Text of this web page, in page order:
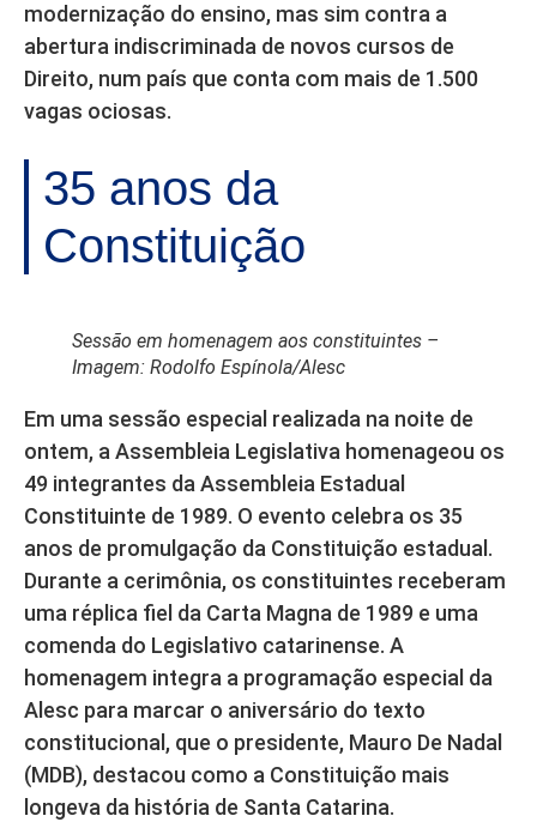
modernização do ensino, mas sim contra a
abertura indiscriminada de novos cursos de
Direito, num país que conta com mais de 1.500
vagas ociosas.
35 anos da
Constituição
Sessão em homenagem aos constituintes –
Imagem: Rodolfo Espínola/Alesc
Em uma sessão especial realizada na noite de
ontem, a Assembleia Legislativa homenageou os
49 integrantes da Assembleia Estadual
Constituinte de 1989. O evento celebra os 35
anos de promulgação da Constituição estadual.
Durante a cerimônia, os constituintes receberam
uma réplica fiel da Carta Magna de 1989 e uma
comenda do Legislativo catarinense. A
homenagem integra a programação especial da
Alesc para marcar o aniversário do texto
constitucional, que o presidente, Mauro De Nadal
(MDB), destacou como a Constituição mais
longeva da história de Santa Catarina.